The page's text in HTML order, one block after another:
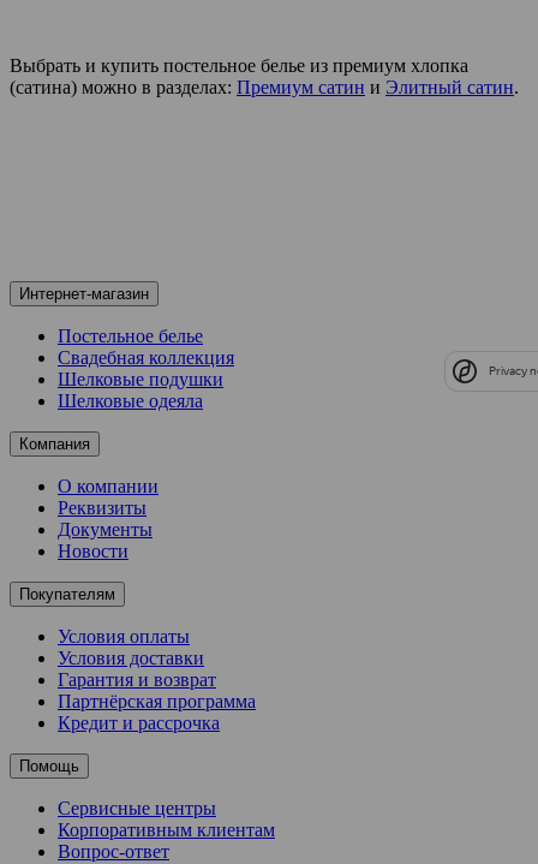
Выбрать и купить постельное белье из премиум хлопка
(сатина) можно в разделах: Премиум сатин и Элитный сатин.
Интернет-магазин
Постельное белье
Свадебная коллекция
Шелковые подушки
Шелковые одеяла
Компания
О компании
Реквизиты
Документы
Новости
Покупателям
Условия оплаты
Условия доставки
Гарантия и возврат
Партнёрская программа
Кредит и рассрочка
Помощь
Сервисные центры
Корпоративным клиентам
Вопрос-ответ
Privacy